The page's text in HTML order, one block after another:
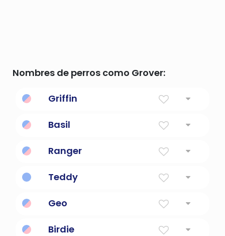
Nombres de perros como Grover:
Griffin
Basil
Ranger
Teddy
Geo
Birdie